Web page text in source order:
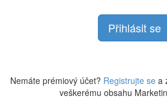
Nemáte prémiový účet? Registrujte se a
veškerému obsahu